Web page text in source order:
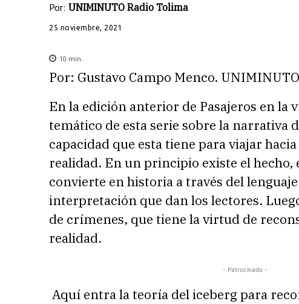
Por: UNIMINUTO Radio Tolima
25 noviembre, 2021
10 min.
Por: Gustavo Campo Menco.
En la edición anterior de Pasajeros en la
temático de esta serie sobre la narrativa
capacidad que esta tiene para viajar
realidad. En un principio existe el hecho,
convierte en historia a través del
interpretación que dan los lectores.
de crímenes, que tiene la virtud de
realidad.
- Patrocinado -
Aquí entra la teoría del iceberg para